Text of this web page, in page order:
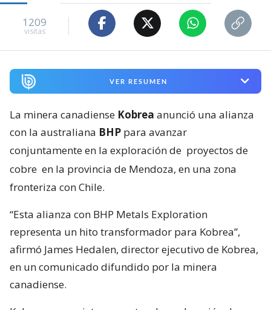
1209
visitas
VER RESUMEN
La minera canadiense Kobrea anunció una alianza
con la australiana BHP para avanzar
conjuntamente en la exploración de proyectos de
cobre en la provincia de Mendoza, en una zona
fronteriza con Chile.
“Esta alianza con BHP Metals Exploration
representa un hito transformador para Kobrea”,
afirmó James Hedalen, director ejecutivo de Kobrea,
en un comunicado difundido por la minera
canadiense.